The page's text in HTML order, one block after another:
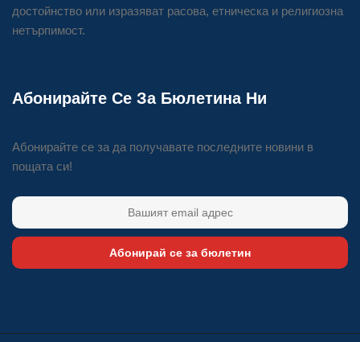
достойнство или изразяват расова, етническа и религиозна
нетърпимост.
Абонирайте Се За Бюлетина Ни
Абонирайте се за да получавате последните новини в
пощата си!
Абонирай се за бюлетин